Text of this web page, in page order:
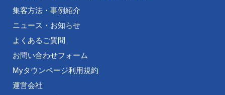
集客方法・事例紹介
ニュース・お知らせ
よくあるご質問
お問い合わせフォーム
Myタウンページ利用規約
運営会社